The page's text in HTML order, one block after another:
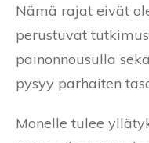
Nämä rajat eivät
perustuvat
painonnousulla
pysyy parhaiten
Monelle tulee